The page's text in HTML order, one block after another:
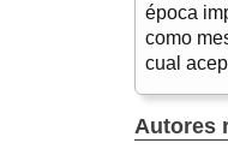
época
como
cual
Autores